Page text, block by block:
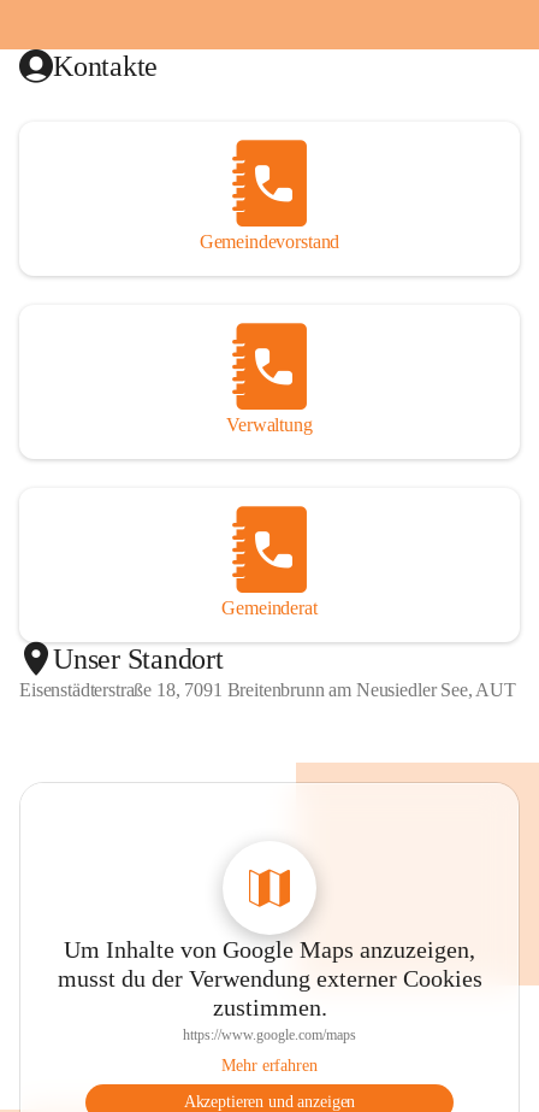
Kontakte
Gemeindevorstand
Verwaltung
Gemeinderat
Unser Standort
Eisenstädterstraße 18, 7091 Breitenbrunn am Neusiedler See, AUT
Um Inhalte von Google Maps anzuzeigen,
musst du der Verwendung externer Cookies
zustimmen.
https://www.google.com/maps
Mehr erfahren
Akzeptieren und anzeigen